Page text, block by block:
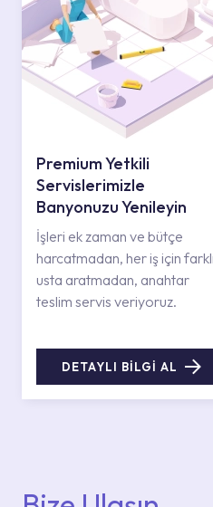
Premium Yetkili
Servislerimizle
Banyonuzu Yenileyin
İşleri ek zaman ve bütçe
harcatmadan, her iş için farklı
usta aratmadan, anahtar
teslim servis veriyoruz.
DETAYLI BİLGİ AL